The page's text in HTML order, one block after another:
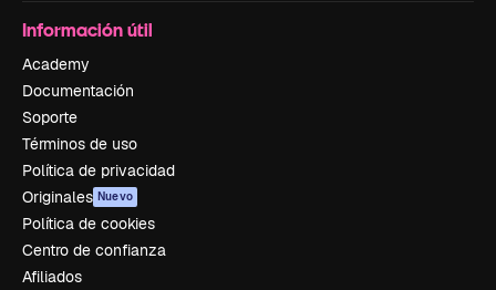
Información útil
Academy
Documentación
Soporte
Términos de uso
Política de privacidad
Originales Nuevo
Política de cookies
Centro de confianza
Afiliados